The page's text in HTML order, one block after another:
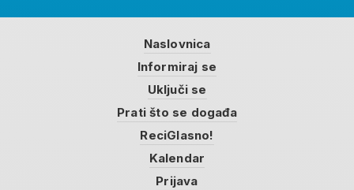
Naslovnica
Informiraj se
Uključi se
Prati što se događa
ReciGlasno!
Kalendar
Prijava